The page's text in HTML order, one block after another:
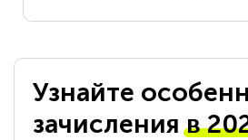
Узнайте
зачисленияв